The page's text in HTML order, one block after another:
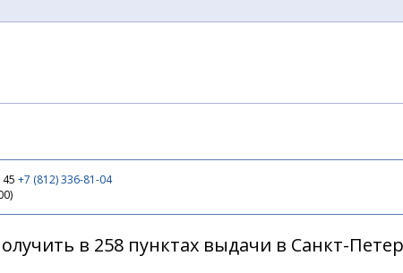
+7 (812) 336-81-04
в 258 пунктах выдачи в Санкт-